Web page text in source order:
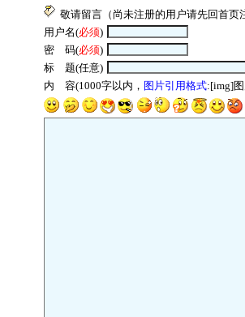
敬请留言（尚未注册的用户请先回首页
用户名(必须)
密 码(必须)
标 题(任意)
内 容(1000字以内， 图片引用格式:[img]